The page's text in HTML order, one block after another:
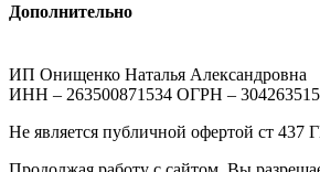
Дополнительно
ИП Онищенко Наталья Александровна
ИНН – 263500871534 ОГРН –
Не является публичной офертой ст 437